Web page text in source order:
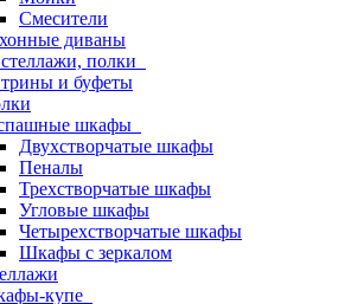
Смесители
диваны
полки
и буфеты
шкафы
Двухстворчатые шкафы
Пеналы
Трехстворчатые шкафы
Угловые шкафы
Четырехстворчатые шкафы
Шкафы с зеркалом
купе